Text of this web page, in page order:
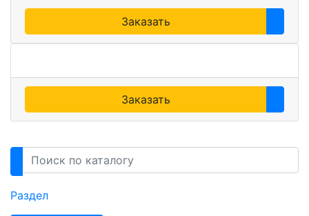
Заказать
Заказать
Раздел